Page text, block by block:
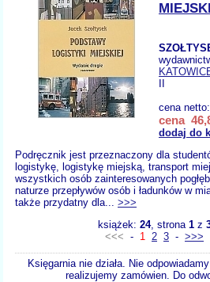
cena
cena
dodaj do
Podręcznik jest przeznaczony dla
logistykę, logistykę miejską, transport
wszystkich osób zainteresowanych
naturze przepływów osób i ładunków w
także przydatny dla... >>>
książek: 24, strona 1z
<<< - 1 2 3 - >>>
Księgarnia nie działa. Nie
realizujemy zamówien. Do